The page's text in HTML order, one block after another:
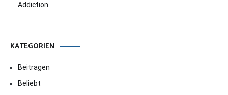
Addiction
KATEGORIEN
Beitragen
Beliebt